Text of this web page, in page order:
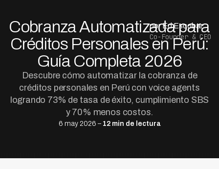
Cobranza Automatizada para
Créditos Personales en Perú:
Guía Completa 2026
Descubre cómo automatizar la cobranza de
créditos personales en Perú con voice agents
logrando 73% de tasa de éxito, cumplimiento SBS
y 70% menos costos.
6 may 2026 – 12 min de lectura
por Ed Escobar
Co-Founder & CEO